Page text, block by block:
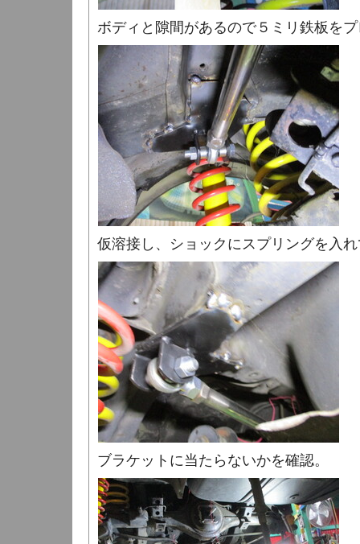
ボディと隙間があるので５ミリ鉄板を
仮溶接し、ショックにスプリングを入
ブラケットに当たらないかを確認。